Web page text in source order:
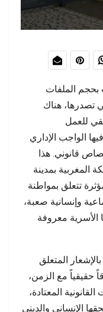
الملفات
تصدرها، هناك
للعمل
الواجب الإداري
قانوني. هذا
المغربية بمدينة
تتعلق بمواطنة
وإنسانية صعبة،
الأسرية معروفة
المتعلق
حقيقياً مع الزمن،
المعتادة،
الإنساني والديني